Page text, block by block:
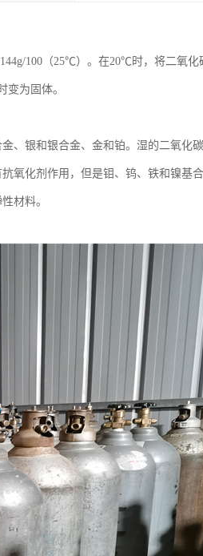
100（25℃）。在20℃时，将二氧化
变为固体。
、银和银合金、金和铂。湿的二氧化碳
氧化剂作用，但是钼、钨、铁和镍基
材料。